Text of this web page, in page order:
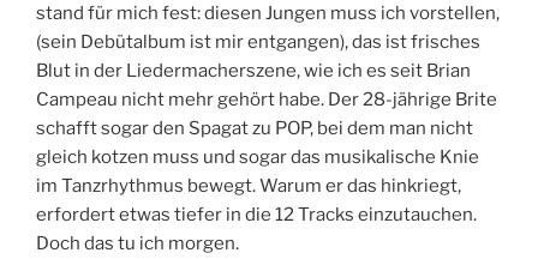
stand für mich fest: diesen Jungen muss ich vorstellen,
(sein Debütalbum ist mir entgangen), das ist frisches
Blut in der Liedermacherszene, wie ich es seit Brian
Campeau nicht mehr gehört habe. Der 28-jährige Brite
schafft sogar den Spagat zu POP, bei dem man nicht
gleich kotzen muss und sogar das musikalische Knie
im Tanzrhythmus bewegt. Warum er das hinkriegt,
erfordert etwas tiefer in die 12 Tracks einzutauchen.
Doch das tu ich morgen.